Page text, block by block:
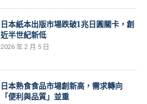
日本紙本出版市場跌破1兆日圓關卡，創
近半世紀新低
2026 年 2 月 5 日
日本熟食食品市場創新高，需求轉向
「便利與品質」並重